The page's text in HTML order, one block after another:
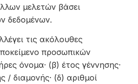
μελετών βάσει
δεδομένων.
τις ακόλουθες
προσωπικών
όνομα· (β) έτος γέννησης·
/ διαμονής· (δ) αριθμοί